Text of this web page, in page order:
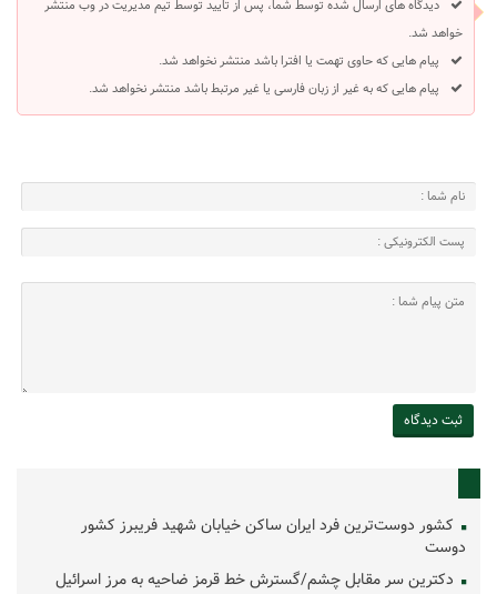
دیدگاه های ارسال شده توسط شما، پس از تایید توسط تیم مدیریت در وب منتشر
خواهد شد.
پیام هایی که حاوی تهمت یا افترا باشد منتشر نخواهد شد.
پیام هایی که به غیر از زبان فارسی یا غیر مرتبط باشد منتشر نخواهد شد.
کشور دوست‌ترین فرد ایران ساکن خیابان شهید فریبرز کشور
دوست
دکترین سر مقابل چشم/گسترش خط قرمز ضاحیه به مرز اسرائیل